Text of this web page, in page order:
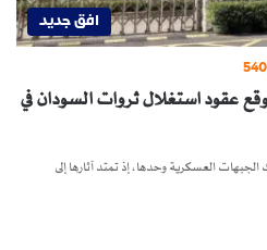
افق جديد
540
عقود استغلال ثروات السودان في
لا تستهلك الجبهات العسكرية وحدها، إذ تمتد آثارها إلى